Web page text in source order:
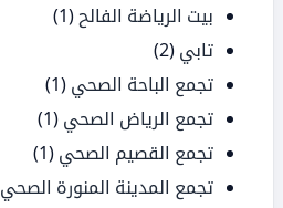
بيت الرياضة الفالح (1)
تابي (2)
تجمع الباحة الصحي (1)
تجمع الرياض الصحي (1)
تجمع القصيم الصحي (1)
تجمع المدينة المنورة الصحي